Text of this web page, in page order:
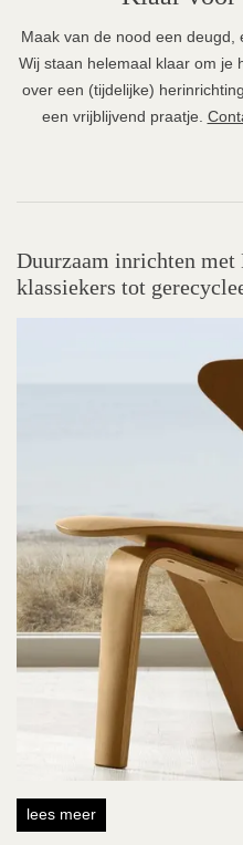
Maak van de nood een
Wij staan helemaal klaar om je
over een (tijdelijke)
een vrijblijvend praatje.
Duurzaam inrichten
klassiekers tot
lees meer